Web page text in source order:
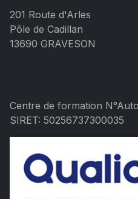
201 Route d'Arles
Pôle de Cadillan
13690 GRAVESON
Centre de formation
SIRET: 50256737300035